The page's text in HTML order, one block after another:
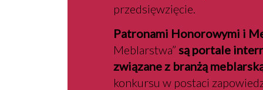
przedsięwzięcie.
Patronami Honorowymi i
Meblarstwa” są portale
związane z branżą
konkursu w postaci